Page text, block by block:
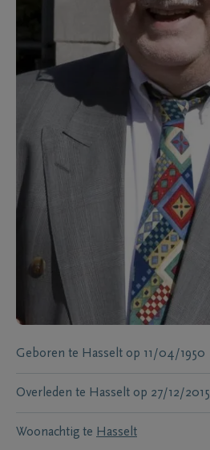
Geboren te Hasselt op 11/04/1950
Overleden te Hasselt op 27/12/2015
Woonachtig te Hasselt